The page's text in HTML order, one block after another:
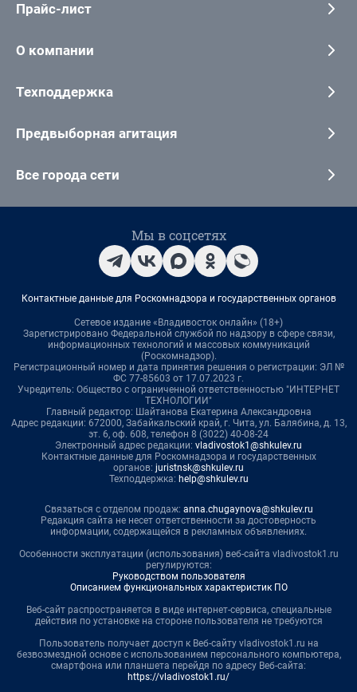
Прайс-лист
О компании
Техподдержка
Предвыборная агитация
Все города сети
Мы в соцсетях
Контактные данные для Роскомнадзора и государственных органов
Сетевое издание «Владивосток онлайн» (18+)
Зарегистрировано Федеральной службой по надзору в сфере связи,
информационных технологий и массовых коммуникаций
(Роскомнадзор).
Регистрационный номер и дата принятия решения о регистрации: ЭЛ №
ФС 77-85603 от 17.07.2023 г.
Учредитель: Общество с ограниченной ответственностью "ИНТЕРНЕТ
ТЕХНОЛОГИИ"
Главный редактор: Шайтанова Екатерина Александровна
Адрес редакции: 672000, Забайкальский край, г. Чита, ул. Балябина, д. 13,
эт. 6, оф. 608, телефон 8 (3022) 40-08-24
Электронный адрес редакции: vladivostok1@shkulev.ru
Контактные данные для Роскомнадзора и государственных
органов: juristnsk@shkulev.ru
Техподдержка: help@shkulev.ru
Связаться с отделом продаж: anna.chugaynova@shkulev.ru
Редакция сайта не несет ответственности за достоверность
информации, содержащейся в рекламных объявлениях.
Особенности эксплуатации (использования) веб-сайта vladivostok1.ru
регулируются:
Руководством пользователя
Описанием функциональных характеристик ПО
Веб-сайт распространяется в виде интернет-сервиса, специальные
действия по установке на стороне пользователя не требуются
Пользователь получает доступ к Веб-сайту vladivostok1.ru на
безвозмездной основе с использованием персонального компьютера,
смартфона или планшета перейдя по адресу Веб-сайта:
https://vladivostok1.ru/